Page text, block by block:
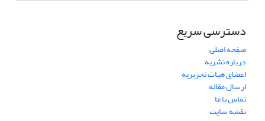
دسترسی سریع
صفحه اصلی
درباره نشریه
اعضای هیات تحریریه
ارسال مقاله
تماس با ما
نقشه سایت